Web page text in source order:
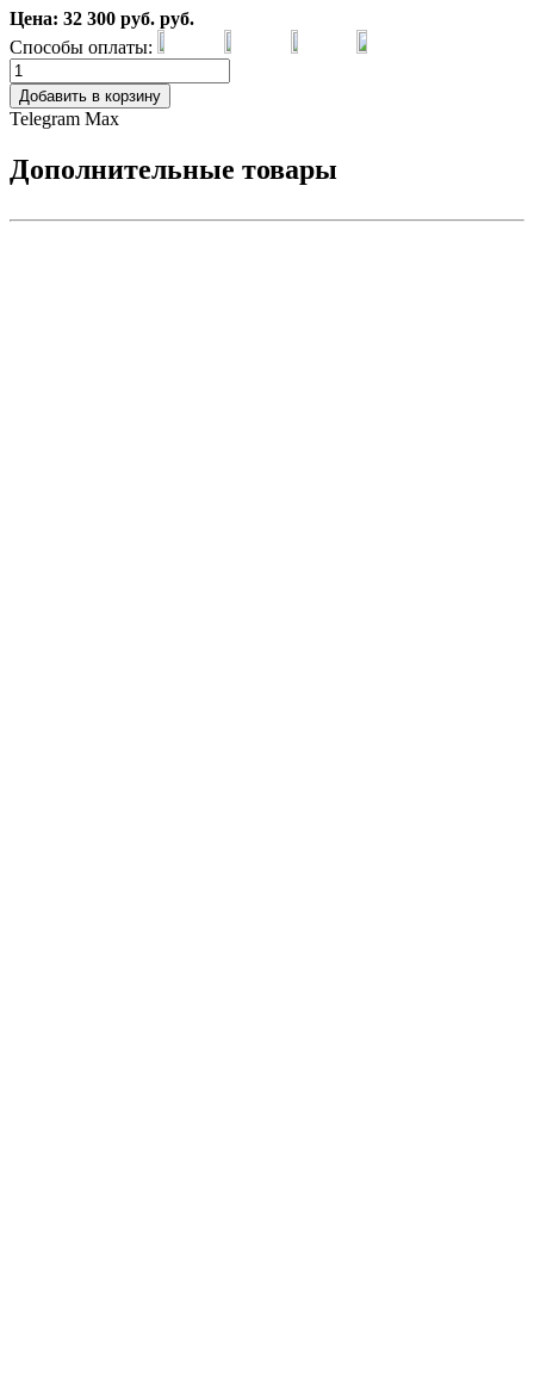
Цена: 32 300 руб. руб.
Способы оплаты:
Добавить в корзину
Telegram Max
Дополнительные товары